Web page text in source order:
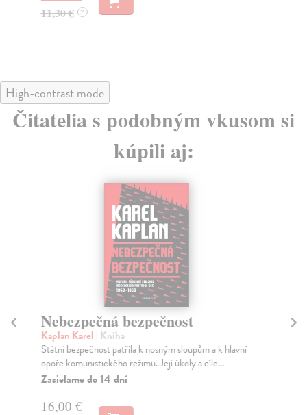
11,30 € ?
High-contrast mode
Čitatelia s podobným vkusom si
kúpili aj:
Nebezpečná bezpečnost
Kaplan Karel | Kniha
Státní bezpečnost patřila k nosným sloupům a k hlavní
opoře komunistického režimu. Její úkoly a cíle...
Zasielame do 14 dní
16,00 €